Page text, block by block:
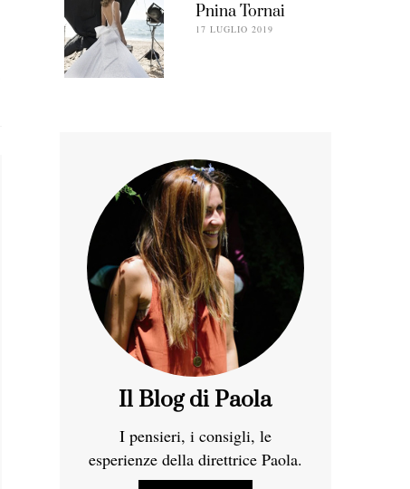
Pnina Tornai
17 LUGLIO 2019
Il Blog di Paola
I pensieri, i consigli, le
esperienze della direttrice Paola.